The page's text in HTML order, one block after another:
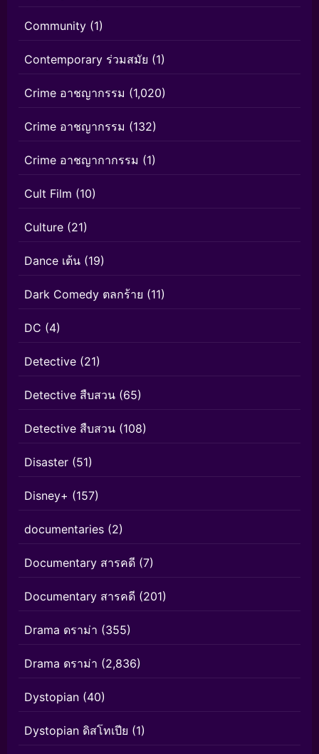
Community (1)
Contemporary ร่วมสมัย (1)
Crime อาชญากรรม (1,020)
Crime อาชญากรรม (132)
Crime อาชญากากรรม (1)
Cult Film (10)
Culture (21)
Dance เต้น (19)
Dark Comedy ตลกร้าย (11)
DC (4)
Detective (21)
Detective สืบสวน (65)
Detective สืบสวน (108)
Disaster (51)
Disney+ (157)
documentaries (2)
Documentary สารคดี (7)
Documentary สารคดี (201)
Drama ดราม่า (355)
Drama ดราม่า (2,836)
Dystopian (40)
Dystopian ดิสโทเปีย (1)